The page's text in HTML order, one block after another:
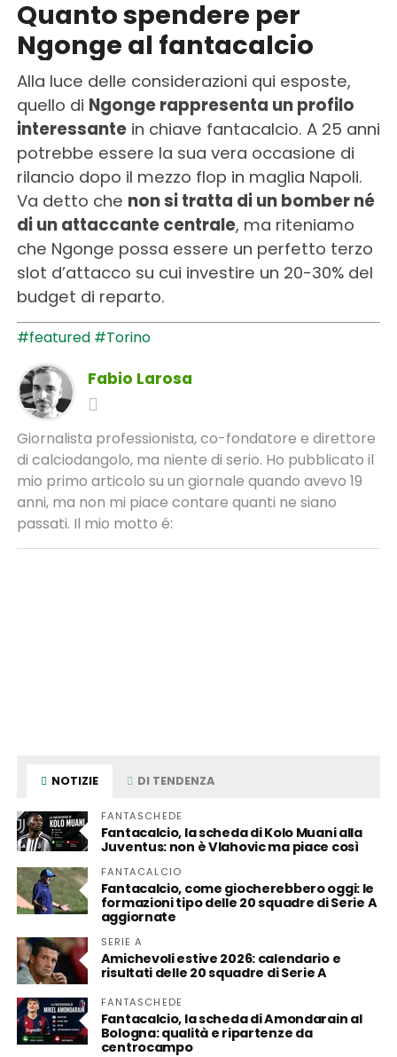
Quanto spendere per
Ngonge al fantacalcio
Alla luce delle considerazioni qui esposte,
quello di Ngonge rappresenta un profilo
interessantein chiave fantacalcio. A 25 anni
potrebbe essere la sua vera occasione di
rilancio dopo il mezzo flop in maglia Napoli.
Va detto che non si tratta di un bomber né
di un attaccante centrale, ma riteniamo
che Ngonge possa essere un perfetto terzo
slot d’attacco su cui investire un 20-30% del
budget di reparto.
#featured #Torino
Fabio Larosa
Giornalista professionista, co-fondatore e direttore
di calciodangolo, ma niente di serio. Ho pubblicato il
mio primo articolo su un giornale quando avevo 19
anni, ma non mi piace contare quanti ne siano
passati. Il mio motto é:
NOTIZIE DI TENDENZA
FANTASCHEDE
Fantacalcio, la scheda di Kolo Muani alla
Juventus: non è Vlahovic ma piace così
FANTACALCIO
Fantacalcio, come giocherebbero oggi: le
formazioni tipo delle 20 squadre di Serie A
aggiornate
SERIE A
Amichevoli estive 2026: calendario e
risultati delle 20 squadre di Serie A
FANTASCHEDE
Fantacalcio, la scheda di Amondarain al
Bologna: qualità e ripartenze da
centrocampo